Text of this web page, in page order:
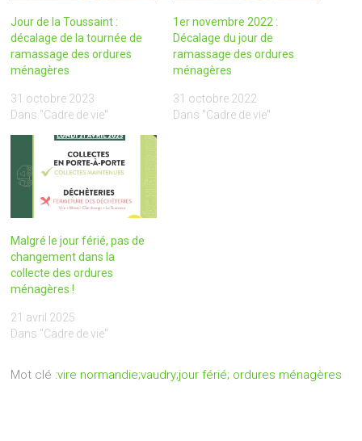
Jour de la Toussaint :
décalage de la tournée de
ramassage des ordures
ménagères
31 octobre 2023
Dans "Cadre de vie"
1er novembre 2022 :
Décalage du jour de
ramassage des ordures
ménagères
31 octobre 2022
Dans "Cadre de vie"
Malgré le jour férié, pas de
changement dans la
collecte des ordures
ménagères !
21 avril 2025
Dans "Cadre de vie"
Mot clé :vire normandie;vaudry;jour férié; ordures ménagères